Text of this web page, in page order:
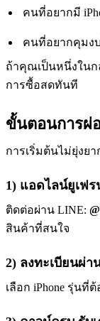
คนที่อยากมี
คนที่อยากคุมง
ถ้าคุณเป็นหนึ่งในก
การซื้อสดทันที
ขั้นตอนการผ่
การเริ่มต้นไม่ยุ่งย
1) แอดไลน์ยูเฟร
ติดต่อผ่าน LINE:
สินค้าที่สนใจ
2) ลงทะเบียนผ่า
เลือก iPhone รุ่นที่